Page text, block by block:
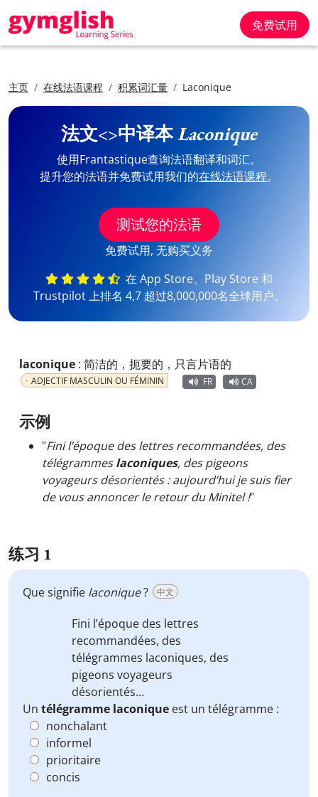
免费试用
主页 在线法语课程 积累词汇量 Laconique
法文<>中译本Laconique
使用Frantastique查询法语翻译和词汇。
提升您的法语并免费试用我们的在线法语课程。
测试您的法语
免费试用, 无购买义务
在 App Store、Play Store 和
Trustpilot 上排名 4,7 超过8,000,000名全球用户。
laconique : 简洁的，扼要的，只言片语的
ADJECTIF MASCULIN OU FÉMININ FR CA
示例
"Fini l’époque des lettres recommandées, des
télégrammeslaconiques, des pigeons
voyageurs désorientés : aujourd’hui je suis fier
de vous annoncer le retour du Minitel !"
练习 1
Que signifie laconique? 中文
Fini l’époque des lettres
recommandées, des
télégrammes laconiques, des
pigeons voyageurs
désorientés…
Un télégramme laconique est un télégramme :
nonchalant
informel
prioritaire
concis